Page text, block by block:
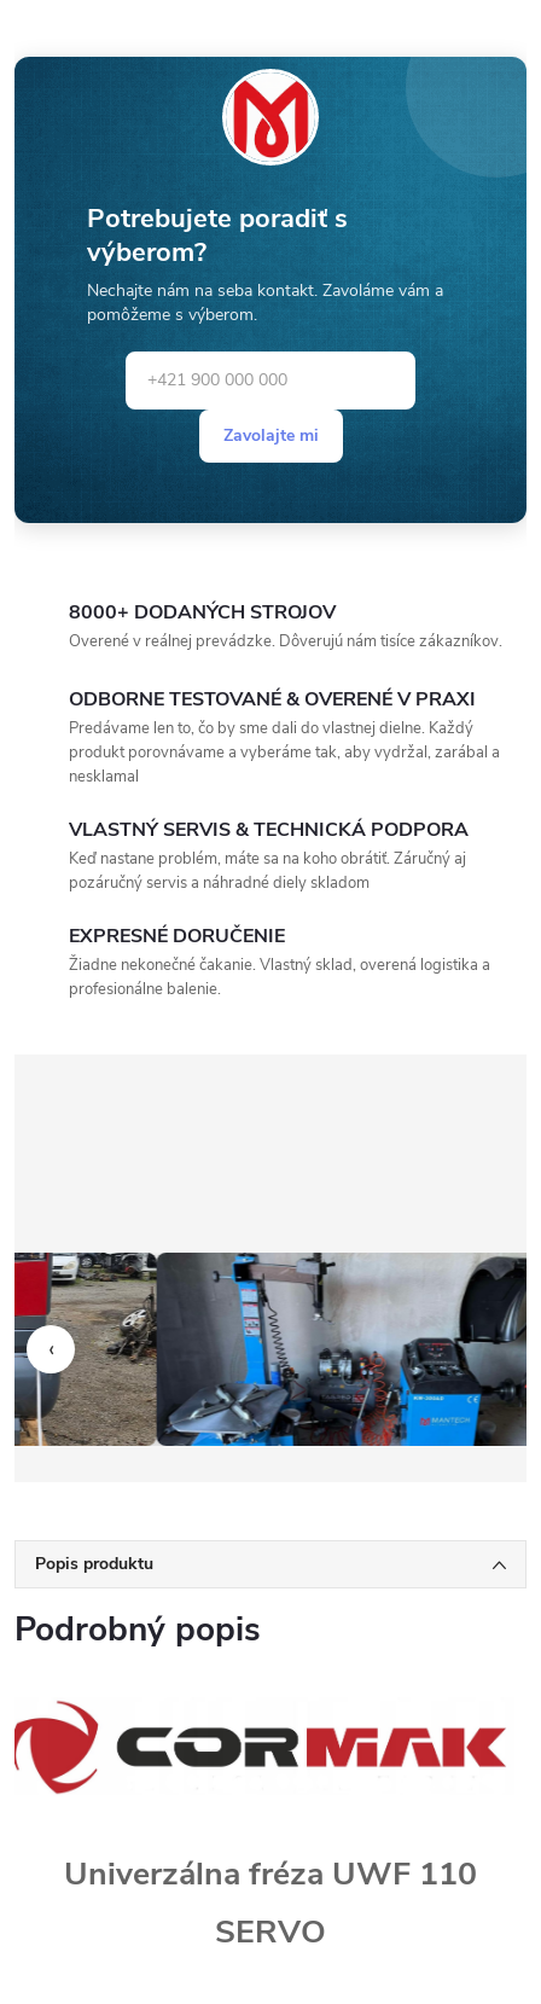
Potrebujete poradiť s
výberom?
Nechajte nám na seba kontakt. Zavoláme vám a
pomôžeme s výberom.
Zavolajte mi
8000+ DODANÝCH STROJOV
Overené v reálnej prevádzke. Dôverujú nám tisíce zákazníkov.
ODBORNE TESTOVANÉ & OVERENÉ V PRAXI
Predávame len to, čo by sme dali do vlastnej dielne. Každý
produkt porovnávame a vyberáme tak, aby vydržal, zarábal a
nesklamal
VLASTNÝ SERVIS & TECHNICKÁ PODPORA
Keď nastane problém, máte sa na koho obrátiť. Záručný aj
pozáručný servis a náhradné diely skladom
EXPRESNÉ DORUČENIE
Žiadne nekonečné čakanie. Vlastný sklad, overená logistika a
profesionálne balenie.
‹
Popis produktu
Podrobný popis
Univerzálna fréza UWF 110
SERVO